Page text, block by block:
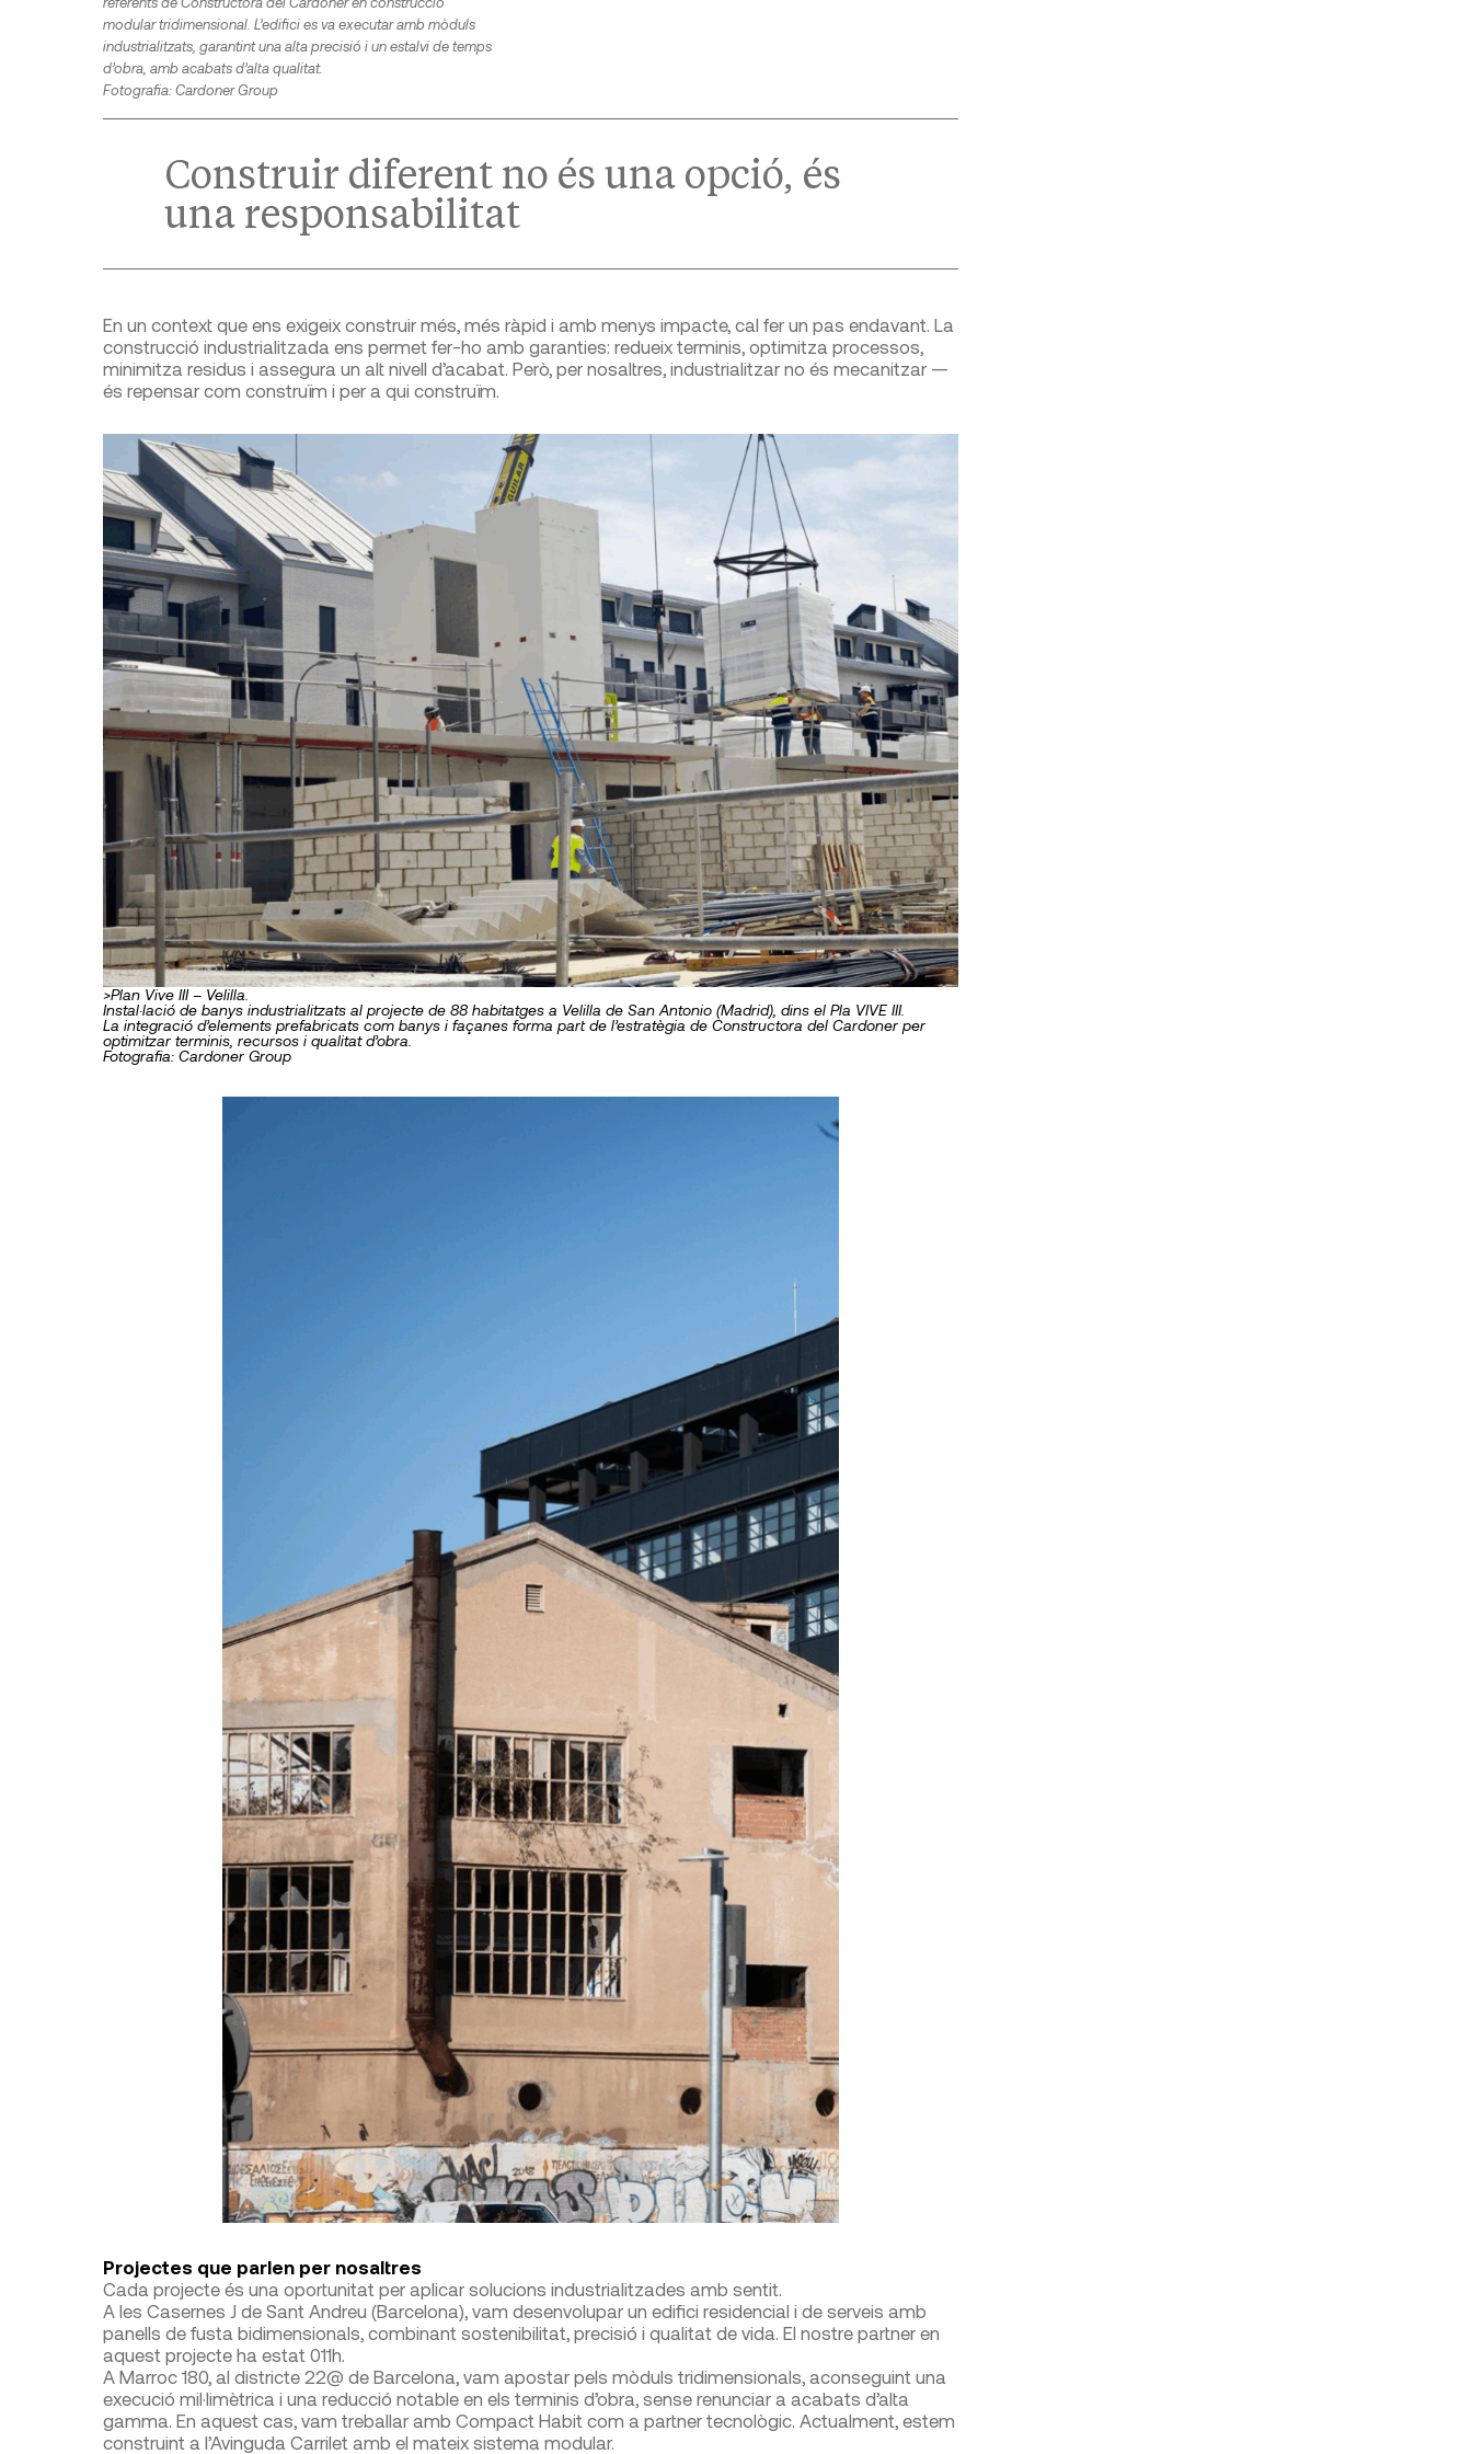
modular tridimensional. L’edifici es va executar amb mòduls
industrialitzats, garantint una alta precisió i un estalvi de temps
d’obra, amb acabats d’alta qualitat.
Fotografia: Cardoner Group
Construir diferent no és una opció, és
una responsabilitat
En un context que ens exigeix construir més, més ràpid i amb menys impacte, cal fer un pas endavant. La
construcció industrialitzada ens permet fer-ho amb garanties: redueix terminis, optimitza processos,
minimitza residus i assegura un alt nivell d’acabat. Però, per nosaltres, industrialitzar no és mecanitzar —
és repensar com construïm i per a qui construïm.
>Plan Vive III – Velilla.
Instal·lació de banys industrialitzats al projecte de 88 habitatges a Velilla de San Antonio (Madrid), dins el Pla VIVE III.
La integració d’elements prefabricats com banys i façanes forma part de l’estratègia de Constructora del Cardoner per
optimitzar terminis, recursos i qualitat d’obra.
Fotografia: Cardoner Group
Projectes que parlen per nosaltres
Cada projecte és una oportunitat per aplicar solucions industrialitzades amb sentit.
A les Casernes J de Sant Andreu (Barcelona), vam desenvolupar un edifici residencial i de serveis amb
panells de fusta bidimensionals, combinant sostenibilitat, precisió i qualitat de vida. El nostre partner en
aquest projecte ha estat 011h.
A Marroc 180, al districte 22@ de Barcelona, vam apostar pels mòduls tridimensionals, aconseguint una
execució mil·limètrica i una reducció notable en els terminis d’obra, sense renunciar a acabats d’alta
gamma. En aquest cas, vam treballar amb Compact Habit com a partner tecnològic. Actualment, estem
construint a l’Avinguda Carrilet amb el mateix sistema modular.